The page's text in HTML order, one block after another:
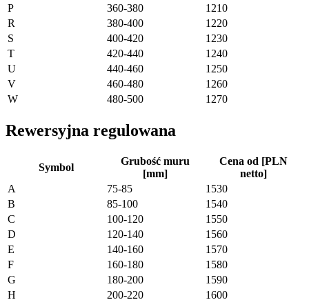
P
360-380
1210
R
380-400
1220
S
400-420
1230
T
420-440
1240
U
440-460
1250
V
460-480
1260
W
480-500 1270
Rewersyjna regulowana
Symbol
Grubość muru
[mm]
Cena od [PLN
netto]
A
75-85
1530
B
85-100
1540
C
100-120
1550
D
120-140
1560
E
140-160
1570
F
160-180
1580
G
180-200
1590
H
200-220
1600